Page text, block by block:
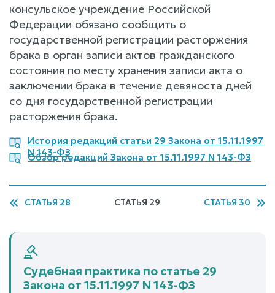
консульское учреждение Российской
Федерации обязано сообщить о
государственной регистрации расторжения
брака в орган записи актов гражданского
состояния по месту хранения записи акта о
заключении брака в течение девяноста дней
со дня государственной регистрации
расторжения брака.
История редакций статьи 29 Закона от 15.11.1997
N 143-ФЗ
Обзор редакций Закона от 15.11.1997 N 143-ФЗ
СТАТЬЯ 28 СТАТЬЯ 29 СТАТЬЯ 30
Судебная практика по статье 29
Закона от 15.11.1997 N 143-ФЗ